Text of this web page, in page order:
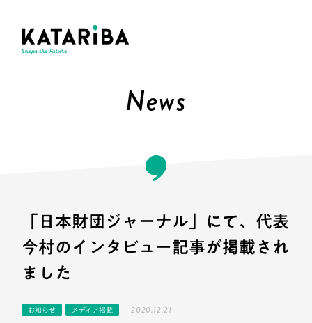
News
「日本財団ジャーナル」にて、代表
今村のインタビュー記事が掲載され
ました
お知らせ メディア掲載 2020.12.21